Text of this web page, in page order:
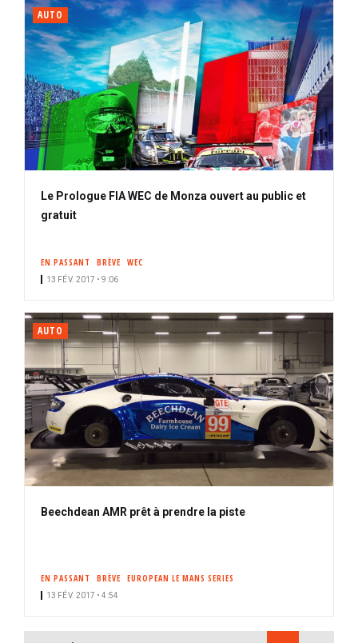
AUTO
Le Prologue FIA WEC de Monza ouvert au public et
gratuit
EN PASSANT BRÈVE WEC
13 FÉV. 2017 • 9:06
AUTO
Beechdean AMR prêt à prendre la piste
EN PASSANT BRÈVE EUROPEAN LE MANS SERIES
13 FÉV. 2017 • 4:54